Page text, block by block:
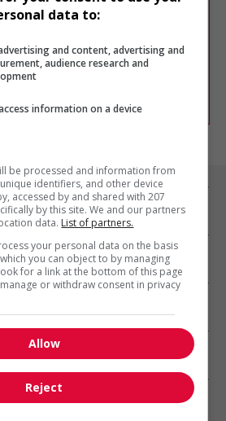
une nouvelle recherche.
votre recherche, ou
poste selon votre profil
en vous
data to:
and content, advertising and
audience research and
information on a device
be processed and information from
identifiers, and other device
accessed by and shared with 207
by this site. We and our partners
data. List of partners.
your personal data on the basis
you can object to by managing
for a link at the bottom of this page
or withdraw consent in privacy
Allow
Reject